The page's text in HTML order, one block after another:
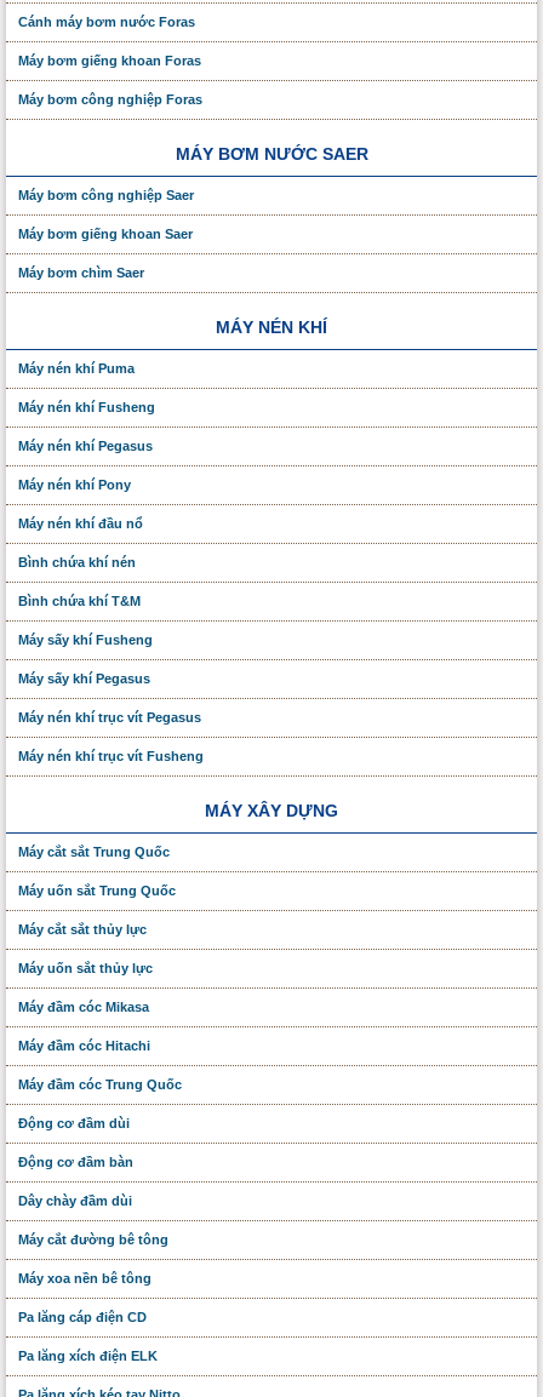
Cánh máy bơm nước Foras
Máy bơm giếng khoan Foras
Máy bơm công nghiệp Foras
MÁY BƠM NƯỚC SAER
Máy bơm công nghiệp Saer
Máy bơm giếng khoan Saer
Máy bơm chìm Saer
MÁY NÉN KHÍ
Máy nén khí Puma
Máy nén khí Fusheng
Máy nén khí Pegasus
Máy nén khí Pony
Máy nén khí đầu nổ
Bình chứa khí nén
Bình chứa khí T&M
Máy sấy khí Fusheng
Máy sấy khí Pegasus
Máy nén khí trục vít Pegasus
Máy nén khí trục vít Fusheng
MÁY XÂY DỰNG
Máy cắt sắt Trung Quốc
Máy uốn sắt Trung Quốc
Máy cắt sắt thủy lực
Máy uốn sắt thủy lực
Máy đầm cóc Mikasa
Máy đầm cóc Hitachi
Máy đầm cóc Trung Quốc
Động cơ đầm dùi
Động cơ đầm bàn
Dây chày đầm dùi
Máy cắt đường bê tông
Máy xoa nền bê tông
Pa lăng cáp điện CD
Pa lăng xích điện ELK